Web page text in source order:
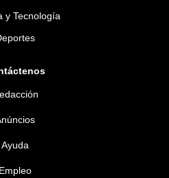
y Tecnología
Ayuda
Empleo